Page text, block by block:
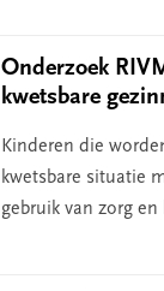
Onderzoek
kwetsbare
Kinderen die
kwetsbare situatie
gebruik van zorg